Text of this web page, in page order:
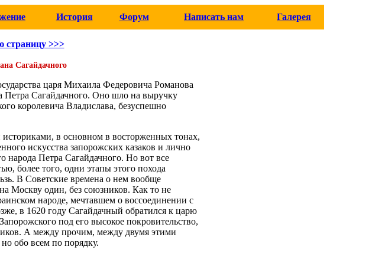
История Форум Написать нам Галерея
страницу >>>
Сагайдачного
царя Михаила Федеровича Романова
Петра Сагайдачного. Оно шло на выручку
королевича Владислава, безуспешно
в основном в восторженных тонах,
искусства запорожских казаков и лично
народа Петра Сагайдачного. Но вот все
более того, одни этапы этого похода
В Советские времена о нем вообще
Москву один, без союзников. Как то не
народе, мечтавшем о воссоединении с
в 1620 году Сагайдачный обратился к царю
под его высокое покровительство,
А между прочим, между двумя этими
обо всем по порядку.